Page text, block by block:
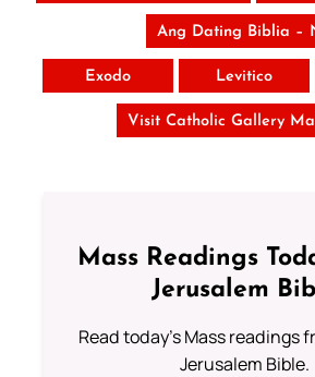
Ang Dating Biblia –
Exodo Levitico
Visit Catholic Gallery
Mass Readings
Jerusalem
Read today's Mass readings
Jerusalem Bible.